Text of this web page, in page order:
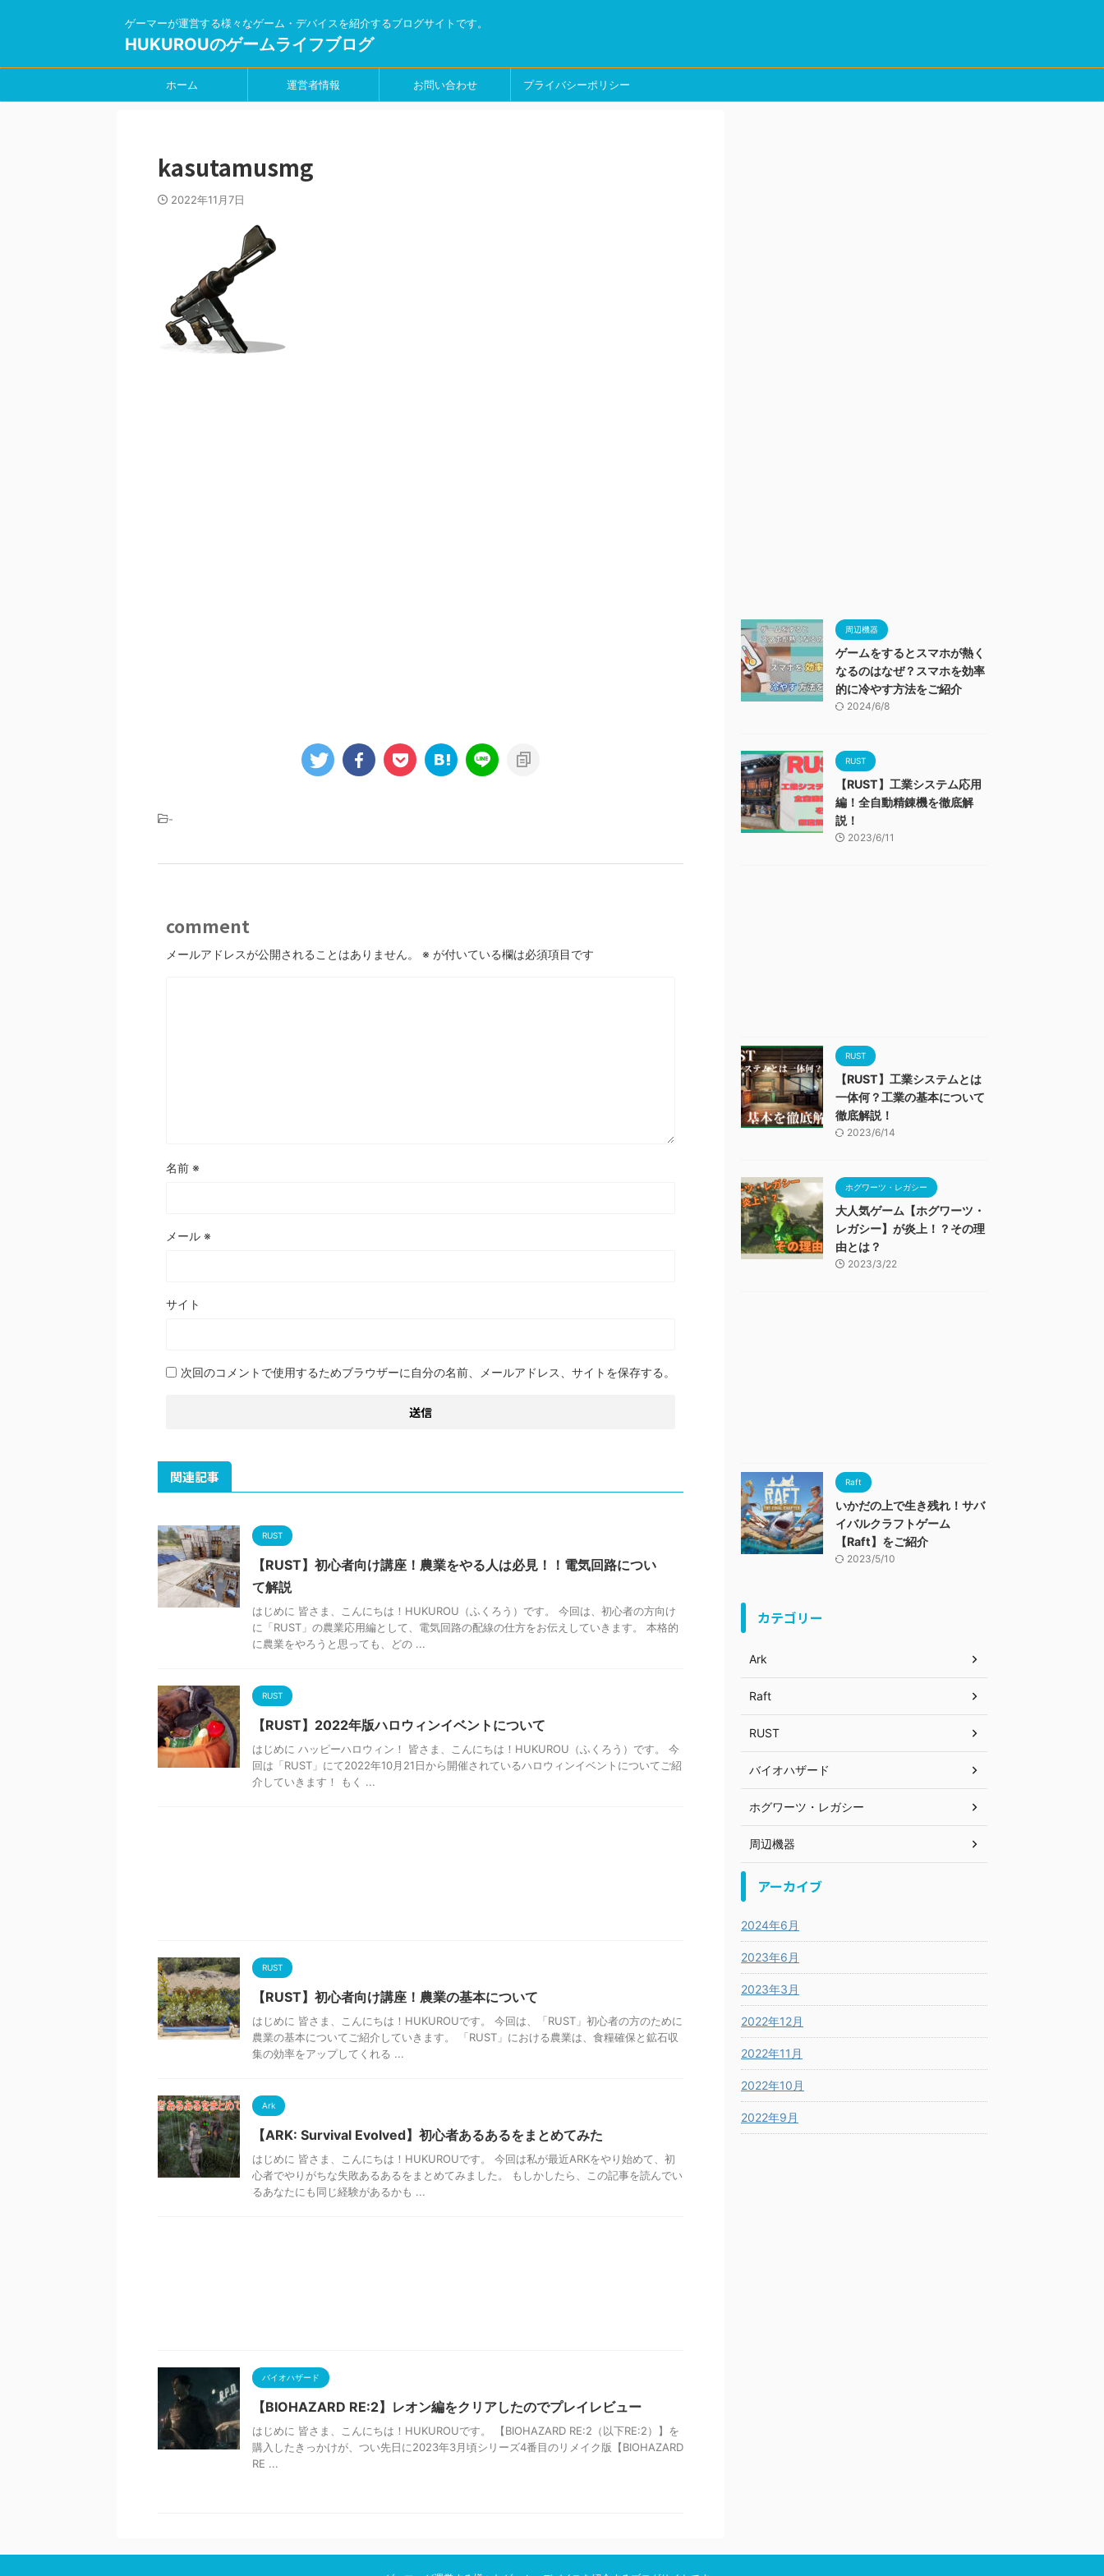
ゲーマーが運営する様々なゲーム・デバイスを紹介するブログサイトです。
HUKUROUのゲームライフブログ
ホーム 運営者情報 お問い合わせ プライバシーポリシー
kasutamusmg
2022年11月7日
-
comment
メールアドレスが公開されることはありません。 ※ が付いている欄は必須項目です
名前 ※
メール ※
サイト
次回のコメントで使用するためブラウザーに自分の名前、メールアドレス、サイトを保存する。
関連記事
RUST
【RUST】初心者向け講座！農業をやる人は必見！！電気回路につい
て解説
はじめに 皆さま、こんにちは！HUKUROU（ふくろう）です。 今回は、初心者の方向け
に「RUST」の農業応用編として、電気回路の配線の仕方をお伝えしていきます。 本格的
に農業をやろうと思っても、どの ...
RUST
【RUST】2022年版ハロウィンイベントについて
はじめに ハッピーハロウィン！ 皆さま、こんにちは！HUKUROU（ふくろう）です。 今
回は「RUST」にて2022年10月21日から開催されているハロウィンイベントについてご紹
介していきます！ もく ...
RUST
【RUST】初心者向け講座！農業の基本について
はじめに 皆さま、こんにちは！HUKUROUです。 今回は、「RUST」初心者の方のために
農業の基本についてご紹介していきます。 「RUST」における農業は、食糧確保と鉱石収
集の効率をアップしてくれる ...
Ark
【ARK: Survival Evolved】初心者あるあるをまとめてみた
はじめに 皆さま、こんにちは！HUKUROUです。 今回は私が最近ARKをやり始めて、初
心者でやりがちな失敗あるあるをまとめてみました。 もしかしたら、この記事を読んでい
るあなたにも同じ経験があるかも ...
バイオハザード
【BIOHAZARD RE:2】レオン編をクリアしたのでプレイレビュー
はじめに 皆さま、こんにちは！HUKUROUです。 【BIOHAZARD RE:2（以下RE:2）】を
購入したきっかけが、つい先日に2023年3月頃シリーズ4番目のリメイク版【BIOHAZARD
RE ...
周辺機器
ゲームをするとスマホが熱く
なるのはなぜ？スマホを効率
的に冷やす方法をご紹介
2024/6/8
RUST
【RUST】工業システム応用
編！全自動精錬機を徹底解
説！
2023/6/11
RUST
【RUST】工業システムとは
一体何？工業の基本について
徹底解説！
2023/6/14
ホグワーツ・レガシー
大人気ゲーム【ホグワーツ・
レガシー】が炎上！？その理
由とは？
2023/3/22
Raft
いかだの上で生き残れ！サバ
イバルクラフトゲーム
【Raft】をご紹介
2023/5/10
カテゴリー
Ark
Raft
RUST
バイオハザード
ホグワーツ・レガシー
周辺機器
アーカイブ
2024年6月
2023年6月
2023年3月
2022年12月
2022年11月
2022年10月
2022年9月